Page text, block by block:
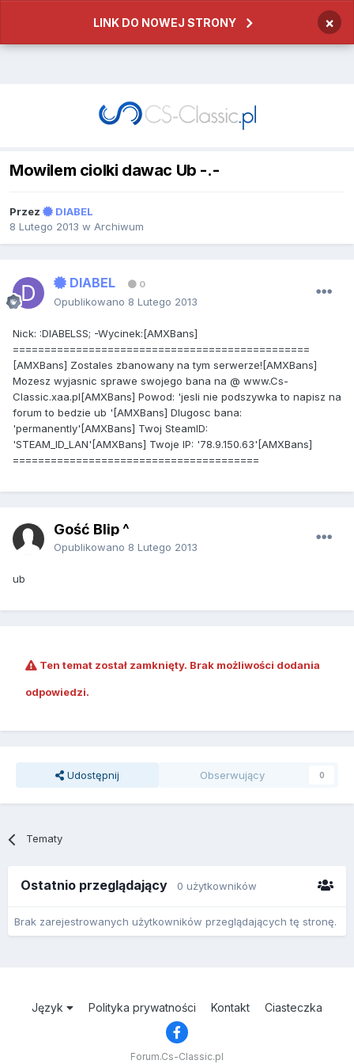
LINK DO NOWEJ STRONY ×
Mowilem ciolki dawac Ub -.-
Przez
DIABEL
8 Lutego 2013 w Archiwum
DIABEL 0
Opublikowano 8 Lutego 2013
Nick: :DIABELSS; -Wycinek:[AMXBans]
===============================================
[AMXBans] Zostales zbanowany na tym serwerze![AMXBans]
Mozesz wyjasnic sprawe swojego bana na @ www.Cs-
Classic.xaa.pl[AMXBans] Powod: 'jesli nie podszywka to napisz na
forum to bedzie ub '[AMXBans] Dlugosc bana:
'permanently'[AMXBans] Twoj SteamID:
'STEAM_ID_LAN'[AMXBans] Twoje IP: '78.9.150.63'[AMXBans]
=======================================
Gość Blip ^
Opublikowano 8 Lutego 2013
ub
Ten temat został zamknięty. Brak możliwości dodania
odpowiedzi.
Udostępnij Obserwujący 0
Tematy
Ostatnio przeglądający 0 użytkowników
Brak zarejestrowanych użytkowników przeglądających tę stronę.
Język Polityka prywatności Kontakt Ciasteczka
Forum.Cs-Classic.pl